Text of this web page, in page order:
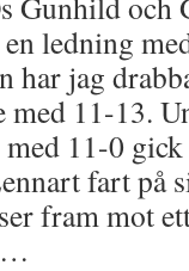
ledning
har jag
11-13.
11-0
fart på
fram mot